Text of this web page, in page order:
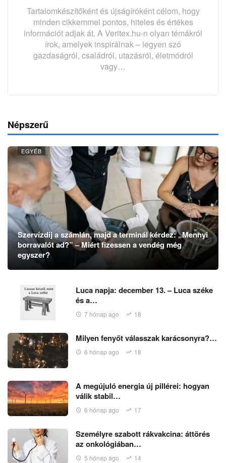
Tartalomkészítőként és újságíróként célom, hogy
minden cikkemmel pontos, hiteles és értékes
információt adjak át. A Veritex.hu-n olyan témákról
írok, amelyek inspirálnak – legyen szó
gazdaságról, családról, utazásról, életmódról
vagy…
Népszerű
EGYÉB
Szervízdíj a számlán, majd a terminál kérdez: „Mennyi
borravalót ad?” – Miért fizessen a vendég még
egyszer?
Luca napja: december 13. – Luca széke
és a…
7 hónap ago 18
Milyen fenyőt válasszak karácsonyra?…
6 hónap ago 18
A megújuló energia új pillérei: hogyan
válik stabil…
6 hónap ago 17
Személyre szabott rákvakcina: áttörés
az onkológiában…
5 hónap ago 14